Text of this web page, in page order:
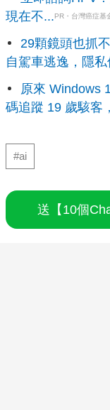
現在不...PR・台灣癌症基
29顆鏡頭也抓
自駕車逃逸，隱
原來 Windows
碼追蹤 19 歲駭客
#ai
送【10個